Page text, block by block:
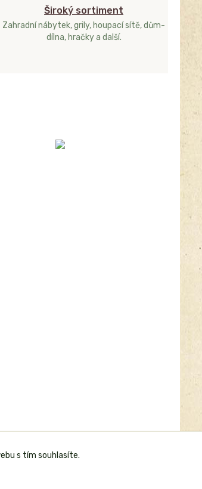
Široký sortiment
Zahradní nábytek, grily, houpací sítě, dům-
dílna, hračky a další.
s tím souhlasíte.